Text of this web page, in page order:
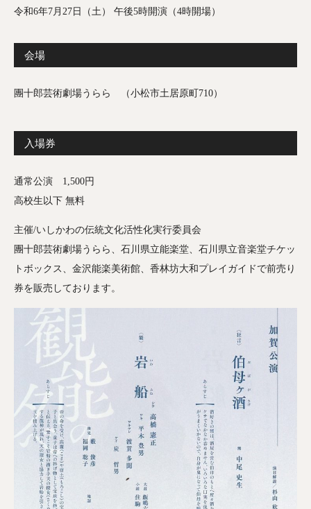
令和6年7月27日（土） 午後5時開演（4時開場）
会場
團十郎芸術劇場うらら （小松市土居原町710）
入場券
通常公演 1,500円
高校生以下 無料
主催/いしかわの伝統文化活性化実行委員会
團十郎芸術劇場うらら、石川県立能楽堂、石川県立音楽堂チケッ
トボックス、金沢能楽美術館、香林坊大和プレイガイドで前売り
券を販売しております。